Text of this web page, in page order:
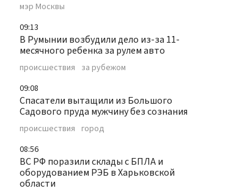
мэр Москвы
09:13
В Румынии возбудили дело из-за 11-
месячного ребенка за рулем авто
происшествия за рубежом
09:08
Спасатели вытащили из Большого
Садового пруда мужчину без сознания
происшествия город
08:56
ВС РФ поразили склады с БПЛА и
оборудованием РЭБ в Харьковской
области